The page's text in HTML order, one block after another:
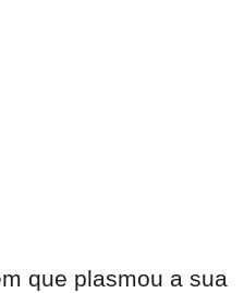
que plasmou a sua